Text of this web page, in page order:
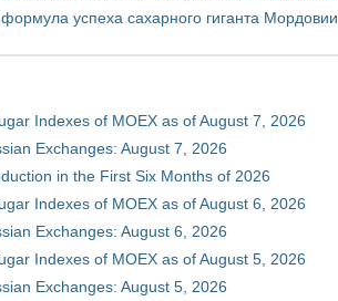
успеха сахарного гиганта Мордовии
Indexes of MOEX as of August 7, 2026
Exchanges: August 7, 2026
in the First Six Months of 2026
Indexes of MOEX as of August 6, 2026
Exchanges: August 6, 2026
Indexes of MOEX as of August 5, 2026
Exchanges: August 5, 2026